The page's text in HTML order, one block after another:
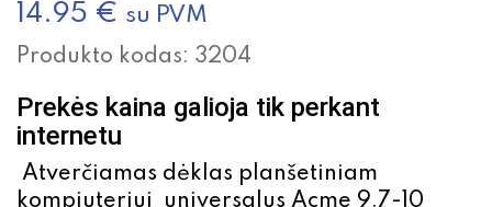
14.95 € su PVM
Produkto kodas: 3204
Prekės kaina galioja tik perkant
internetu
Atverčiamas dėklas planšetiniam
kompiuteriui universalus Acme 9.7-10